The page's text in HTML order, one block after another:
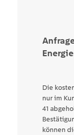
Die
nur im
41
können